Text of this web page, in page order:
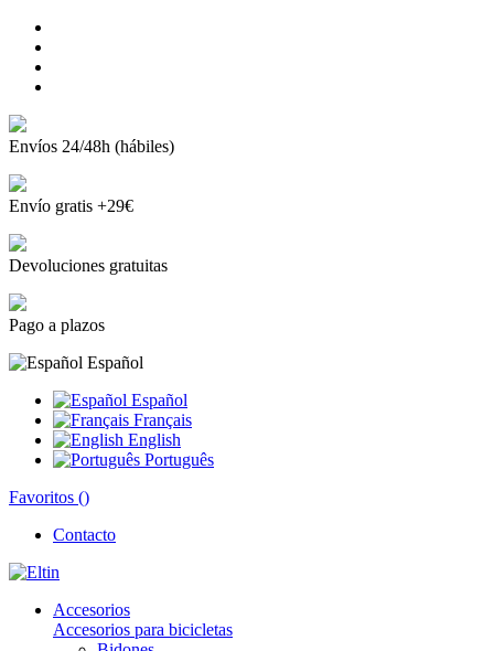
Envíos 24/48h (hábiles)
Envío gratis +29€
Devoluciones gratuitas
Pago a plazos
Español
Español
Français
English
Português
Favoritos ()
Contacto
Accesorios
Accesorios para bicicletas